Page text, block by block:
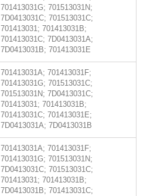
701413031G; 701513031N;
7D0413031C; 701513031C;
701413031; 701413031B;
701413031C; 7D0413031A;
7D0413031B; 701413031E
701413031A; 701413031F;
701413031G; 701513031C;
701513031N; 7D0413031C;
701413031; 701413031B;
701413031C; 701413031E;
7D0413031A; 7D0413031B
701413031A; 701413031F;
701413031G; 701513031N;
7D0413031C; 701513031C;
701413031; 701413031B;
7D0413031B; 701413031C;